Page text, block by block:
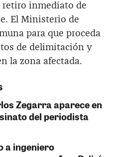
retiro inmediato de
El Ministerio de
para que proceda
de delimitación y
la zona afectada.
Zegarra aparece en
del periodista
a ingeniero